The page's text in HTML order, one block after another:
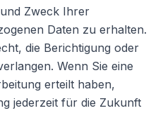
Zweck Ihrer
Daten zu erhalten.
die Berichtigung oder
Wenn Sie eine
erteilt haben,
jederzeit für die Zukunft